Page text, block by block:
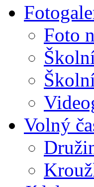
Foto
Volný